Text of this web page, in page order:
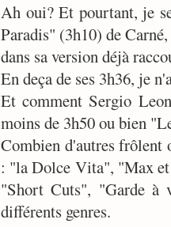
Ah oui? Et pourtant, je
Paradis" (3h10) de
dans sa version déjà
En deça de ses 3h36, je
Et comment Sergio
moins de 3h50 ou bien
Combien d'autres frôlent
: "la Dolce Vita", "Max et
"Short Cuts", "Garde à
différents genres.